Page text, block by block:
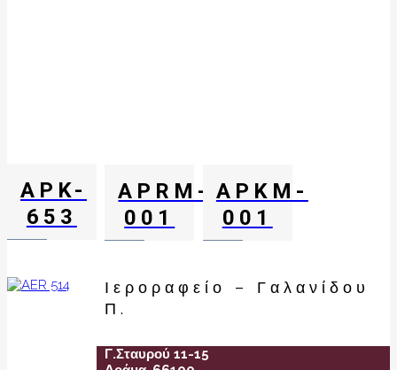
APK-
653
APRM-
001
APKM-
001
Ιεροραφείο – Γαλανίδου
Π.
Γ.Σταυρού 11-15